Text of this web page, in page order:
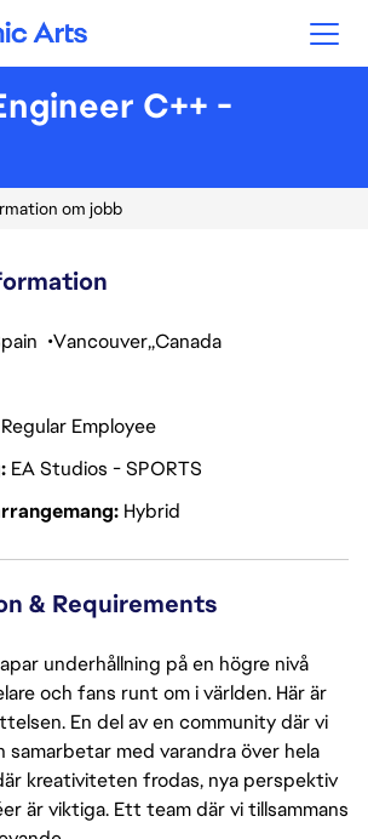
Arts
C++ -
om jobb
Vancouver Canada
Regular Employee
EA Studios - SPORTS
Hybrid
& Requirements
underhållning på en högre nivå
och fans runt om i världen. Här är
En del av en community där vi
samarbetar med varandra över hela
kreativiteten frodas, nya perspektiv
är viktiga. Ett team där vi tillsammans